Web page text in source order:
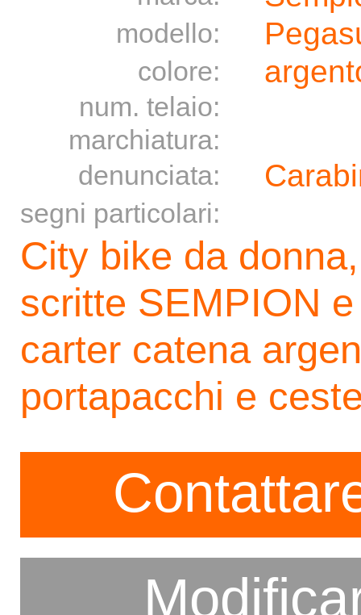
modello:
colore:
num. telaio:
marchiatura:
denunciata:
segni particolari:
City bike da
scritte SEMPION
carter catena
portapacchi e